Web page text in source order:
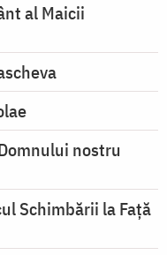
al Maicii
nostru
Schimbării la Faţă